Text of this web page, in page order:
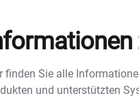
finden Sie alle
und unterstützten